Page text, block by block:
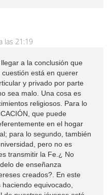
las 21:19
a la conclusión que
está en querer
y privado por parte
sea malo. Una cosa es
religiosos. Para lo
que puede
en el hogar
para lo segundo, también
pero no es
transmitir la Fe.¿ No
de enseñanza
creados?. En este
equivocado,